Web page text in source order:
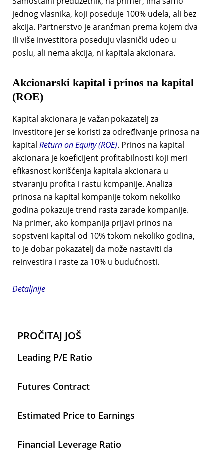
jednog vlasnika, koji poseduje 100% udela, ali bez
akcija. Partnerstvo je aranžman prema kojem dva
ili više investitora poseduju vlasnički udeo u
poslu, ali nema akcija, ni kapitala akcionara.
Akcionarski kapital i prinos na kapital
(ROE)
Kapital akcionara je važan pokazatelj za
investitore jer se koristi za određivanje prinosa na
kapital Return on Equity (ROE). Prinos na kapital
akcionara je koeficijent profitabilnosti koji meri
efikasnost korišćenja kapitala akcionara u
stvaranju profita i rastu kompanije. Analiza
prinosa na kapital kompanije tokom nekoliko
godina pokazuje trend rasta zarade kompanije.
Na primer, ako kompanija prijavi prinos na
sopstveni kapital od 10% tokom nekoliko godina,
to je dobar pokazatelj da može nastaviti da
reinvestira i raste za 10% u budućnosti.
Detaljnije
PROČITAJ JOŠ
Leading P/E Ratio
Futures Contract
Estimated Price to Earnings
Financial Leverage Ratio